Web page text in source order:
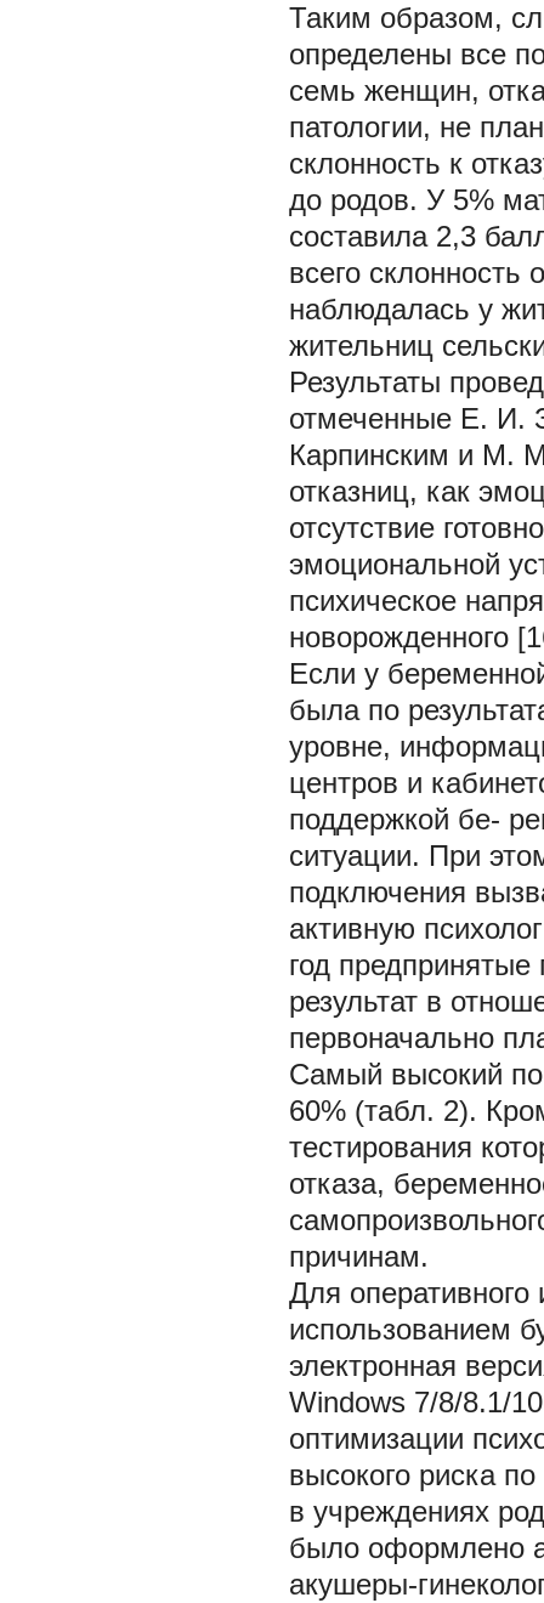
Таким образом,
определены все
семь женщин,
патологии, не
склонность к
до родов. У 5%
составила 2,3
всего
наблюдалась у
жительниц
Результаты
отмеченные Е. И.
Карпинским и М.
отказниц, как
отсутствие
эмоциональной
психическое
новорожденного
Если у
была по
уровне,
центров и
поддержкой бе-
ситуации. При
подключения
активную
год
результат в
первоначально
Самый высокий
60% (табл. 2).
тестирования
отказа,
причинам.
Для оперативного
использованием
электронная
Windows 7/8/8.1/
оптимизации
высокого риска
в учреждениях
было оформлено
акушеры-